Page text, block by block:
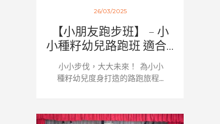
26/03/2025
【小朋友跑步班】 – 小
小種籽幼兒路跑班 適合...
小小步伐，大大未來！ 為小小
種籽幼兒度身打造的路跑旅程...